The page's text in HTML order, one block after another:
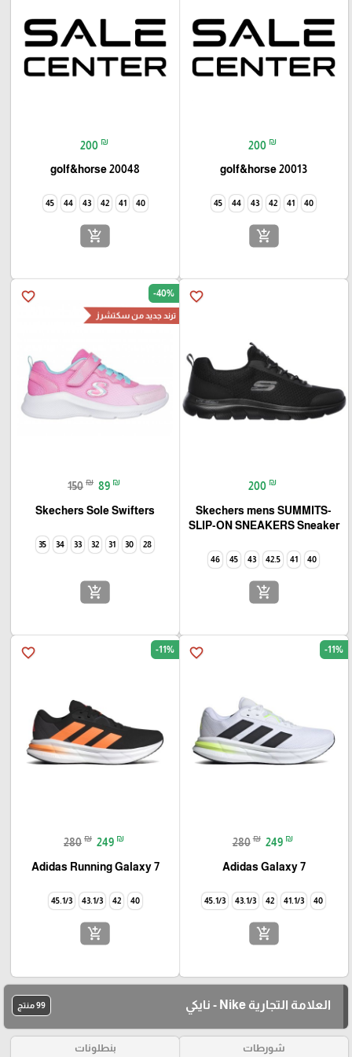
200 ₪
golf&horse 20013
40
41
42
43
44
45
add_shopping_cart
200 ₪
golf&horse 20048
40
41
42
43
44
45
add_shopping_cart
favorite_border
200 ₪
Skechers mens SUMMITS-
SLIP-ON SNEAKERS Sneaker
40
41
42.5
43
45
46
add_shopping_cart
favorite_border -40%
ترند جديد من سكتشرز
150 ₪ 89 ₪
Skechers Sole Swifters
28
30
31
32
33
34
35
add_shopping_cart
favorite_border -11%
280 ₪ 249 ₪
Adidas Galaxy 7
40
41.1/3
42
43.1/3
45.1/3
add_shopping_cart
favorite_border -11%
280 ₪ 249 ₪
Adidas Running Galaxy 7
40
42
43.1/3
45.1/3
add_shopping_cart
العلامة التجارية Nike - نايكي 99 منتج
شورطات بنطلونات